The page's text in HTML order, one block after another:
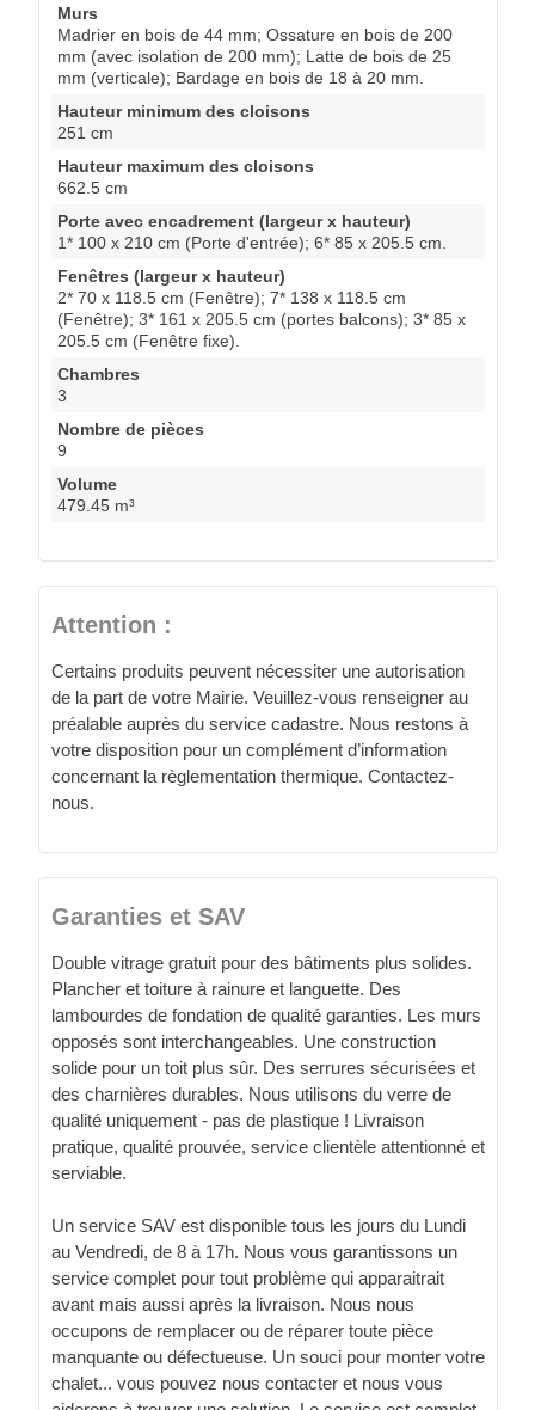
Murs
Madrier en bois de 44 mm; Ossature en bois de 200
mm (avec isolation de 200 mm); Latte de bois de 25
mm (verticale); Bardage en bois de 18 à 20 mm.
Hauteur minimum des cloisons
251 cm
Hauteur maximum des cloisons
662.5 cm
Porte avec encadrement (largeur x hauteur)
1* 100 x 210 cm (Porte d'entrée); 6* 85 x 205.5 cm.
Fenêtres (largeur x hauteur)
2* 70 x 118.5 cm (Fenêtre); 7* 138 x 118.5 cm
(Fenêtre); 3* 161 x 205.5 cm (portes balcons); 3* 85 x
205.5 cm (Fenêtre fixe).
Chambres
3
Nombre de pièces
9
Volume
479.45 m³
Attention :
Certains produits peuvent nécessiter une autorisation
de la part de votre Mairie. Veuillez-vous renseigner au
préalable auprès du service cadastre. Nous restons à
votre disposition pour un complément d’information
concernant la règlementation thermique. Contactez-
nous.
Garanties et SAV
Double vitrage gratuit pour des bâtiments plus solides.
Plancher et toiture à rainure et languette. Des
lambourdes de fondation de qualité garanties. Les murs
opposés sont interchangeables. Une construction
solide pour un toit plus sûr. Des serrures sécurisées et
des charnières durables. Nous utilisons du verre de
qualité uniquement - pas de plastique ! Livraison
pratique, qualité prouvée, service clientèle attentionné et
serviable.
Un service SAV est disponible tous les jours du Lundi
au Vendredi, de 8 à 17h. Nous vous garantissons un
service complet pour tout problème qui apparaitrait
avant mais aussi après la livraison. Nous nous
occupons de remplacer ou de réparer toute pièce
manquante ou défectueuse. Un souci pour monter votre
chalet... vous pouvez nous contacter et nous vous